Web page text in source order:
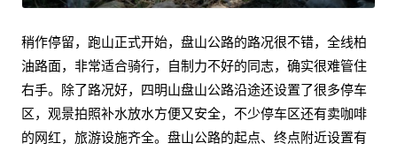
稍作停留，跑山正式开始，盘山公路的路况很不错，全线柏
油路面，非常适合骑行，自制力不好的同志，确实很难管住
右手。除了路况好，四明山盘山公路沿途还设置了很多停车
区，观景拍照补水放水方便又安全，不少停车区还有卖咖啡
的网红，旅游设施齐全。盘山公路的起点、终点附近设置有